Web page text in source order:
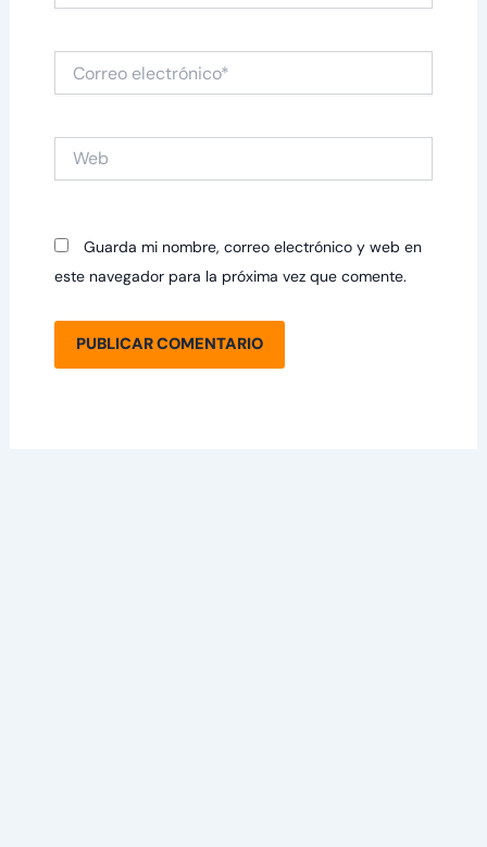
electrónico*
Guarda mi nombre, correo electrónico y web en
este navegador para la próxima vez que comente.